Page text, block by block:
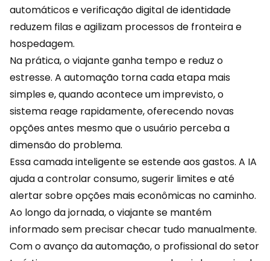
automáticos e verificação digital de identidade
reduzem filas e agilizam processos de fronteira e
hospedagem.
Na prática, o viajante ganha tempo e reduz o
estresse. A automação torna cada etapa mais
simples e, quando acontece um imprevisto, o
sistema reage rapidamente, oferecendo novas
opções antes mesmo que o usuário perceba a
dimensão do problema.
Essa camada inteligente se estende aos gastos. A IA
ajuda a controlar consumo, sugerir limites e até
alertar sobre opções mais econômicas no caminho.
Ao longo da jornada, o viajante se mantém
informado sem precisar checar tudo manualmente.
Com o avanço da automação, o profissional do setor